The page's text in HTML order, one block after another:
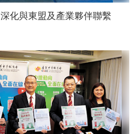
工總下月率團訪星馬 深化與東盟及產業夥伴聯繫